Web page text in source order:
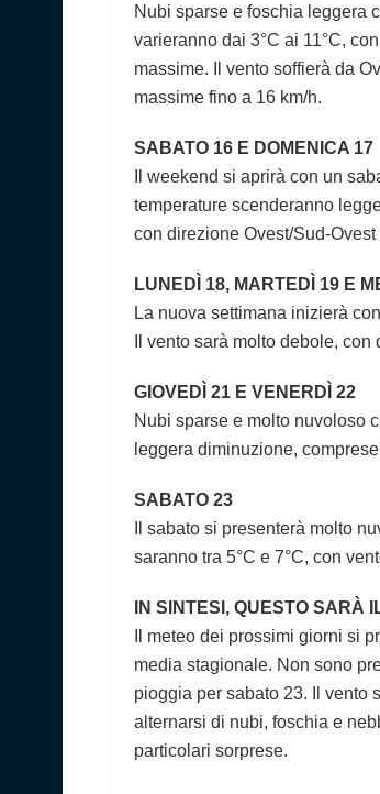
Nubi sparse e foschia leggera
varieranno dai 3°C ai 11°C,
massime. Il vento soffierà da
massime fino a 16 km/h.
SABATO 16 E DOMENICA 17
Il weekend si aprirà con un
temperature scenderanno
con direzione Ovest/Sud-
LUNEDÌ 18, MARTEDÌ 19 E
La nuova settimana inizierà
Il vento sarà molto debole,
GIOVEDÌ 21 E VENERDÌ 22
Nubi sparse e molto nuvoloso
leggera diminuzione,
SABATO 23
Il sabato si presenterà molto
saranno tra 5°C e 7°C, con
IN SINTESI, QUESTO SARÀ
Il meteo dei prossimi giorni si
media stagionale. Non sono
pioggia per sabato 23. Il vento
alternarsi di nubi, foschia e
particolari sorprese.